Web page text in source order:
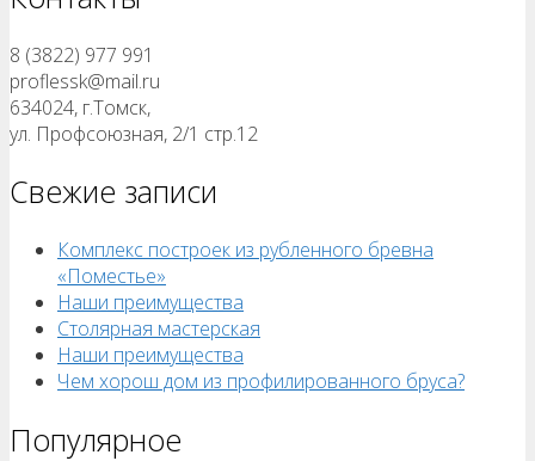
8 (3822) 977 991
proflessk@mail.ru
634024, г.Томск,
ул. Профсоюзная, 2/1 стр.12
Свежие записи
Комплекс построек из рубленного бревна
«Поместье»
Наши преимущества
Столярная мастерская
Наши преимущества
Чем хорош дом из профилированного бруса?
Популярное